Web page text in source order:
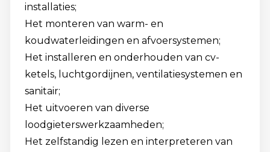
installaties;
Het monteren van warm- en
koudwaterleidingen en afvoersystemen;
Het installeren en onderhouden van cv-
ketels, luchtgordijnen, ventilatiesystemen en
sanitair;
Het uitvoeren van diverse
loodgieterswerkzaamheden;
Het zelfstandig lezen en interpreteren van